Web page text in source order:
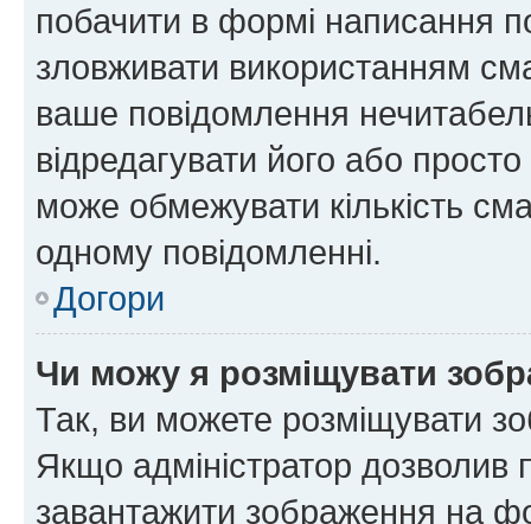
побачити в формі написання
зловживати використанням
ваше повідомлення
відредагувати його або
може обмежувати кількість
одному повідомленні.
Догори
Чи можу я розміщувати
Так, ви можете розміщувати
Якщо адміністратор
завантажити зображення на